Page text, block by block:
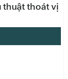
thuật thoát vị